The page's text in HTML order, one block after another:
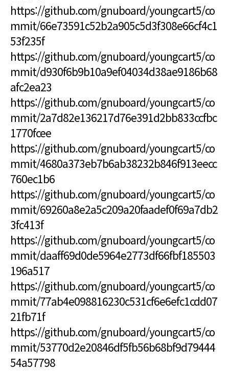
https://github.com/gnuboard/youngcart5/co
mmit/66e73591c52b2a905c5d3f308e66cf4c1
53f235f
https://github.com/gnuboard/youngcart5/co
mmit/d930f6b9b10a9ef04034d38ae9186b68
afc2ea23
https://github.com/gnuboard/youngcart5/co
mmit/2a7d82e136217d76e391d2bb833ccfbc
1770fcee
https://github.com/gnuboard/youngcart5/co
mmit/4680a373eb7b6ab38232b846f913eecc
760ec1b6
https://github.com/gnuboard/youngcart5/co
mmit/69260a8e2a5c209a20faadef0f69a7db2
3fc413f
https://github.com/gnuboard/youngcart5/co
mmit/daaff69d0de5964e2773df66fbf185503
196a517
https://github.com/gnuboard/youngcart5/co
mmit/77ab4e098816230c531cf6e6efc1cdd07
21fb71f
https://github.com/gnuboard/youngcart5/co
mmit/53770d2e20846df5fb56b68bf9d79444
54a57798